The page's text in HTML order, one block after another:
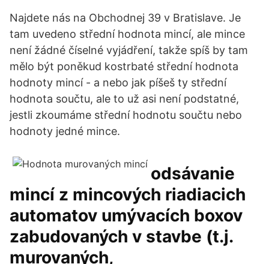
Najdete nás na Obchodnej 39 v Bratislave. Je
tam uvedeno střední hodnota mincí, ale mince
není žádné číselné vyjádření, takže spíš by tam
mělo být poněkud kostrbaté střední hodnota
hodnoty mincí - a nebo jak píšeš ty střední
hodnota součtu, ale to už asi není podstatné,
jestli zkoumáme střední hodnotu součtu nebo
hodnoty jedné mince.
odsávanie
mincí z mincových riadiacich
automatov umývacích boxov
zabudovaných v stavbe (t.j.
murovaných,